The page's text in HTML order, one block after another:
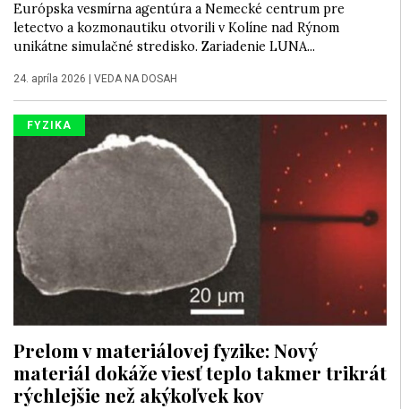
Európska vesmírna agentúra a Nemecké centrum pre
letectvo a kozmonautiku otvorili v Kolíne nad Rýnom
unikátne simulačné stredisko. Zariadenie LUNA...
24. apríla 2026 VEDA NA DOSAH
FYZIKA
Prelom v materiálovej fyzike: Nový
materiál dokáže viesť teplo takmer trikrát
rýchlejšie než akýkoľvek kov